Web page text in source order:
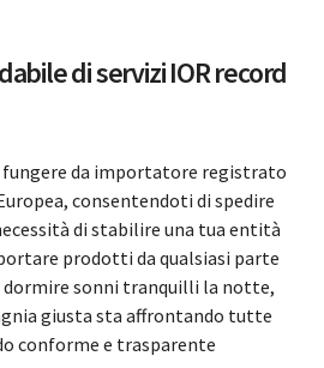
di servizi IOR record
fungere da importatore registrato
consentendoti di spedire
di stabilire una tua entità
prodotti da qualsiasi parte
dormire sonni tranquilli la notte,
giusta sta affrontando tutte
conforme e trasparente